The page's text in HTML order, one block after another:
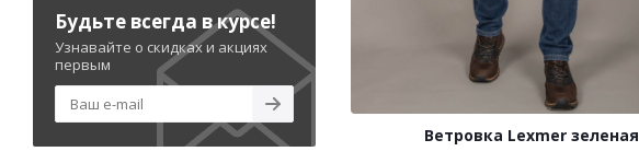
Ветровка Lexmer зеленая
Будьте всегда в курсе!
Узнавайте о скидках и акциях
первым